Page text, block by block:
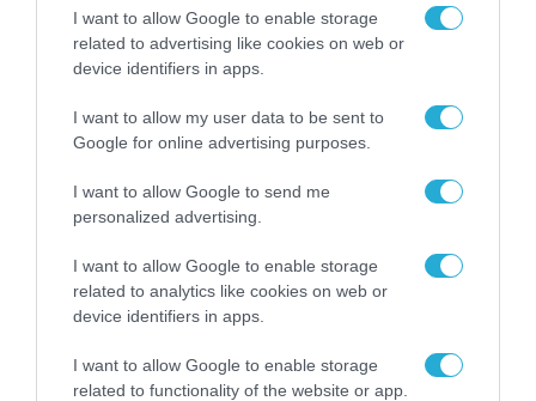
I want to allow Google to enable storage
related to advertising like cookies on web or
device identifiers in apps.
I want to allow my user data to be sent to
Google for online advertising purposes.
I want to allow Google to send me
personalized advertising.
I want to allow Google to enable storage
related to analytics like cookies on web or
device identifiers in apps.
I want to allow Google to enable storage
related to functionality of the website or app.
είναι καθοριστικό βήμα για τον
εκσυγχρονισμό της αεροναυτιλίας
20.07.2026
ΤΑΥΤΟΤΗΤΑ Η ΕΤΑΙΡΕΙΑ
ΟΡΟΙ ΧΡΗΣΗΣ ΙΔΙΩΤΙΚΟΤΗΤΑ ΕΠΙΚΟΙΝΩΝΙΑ